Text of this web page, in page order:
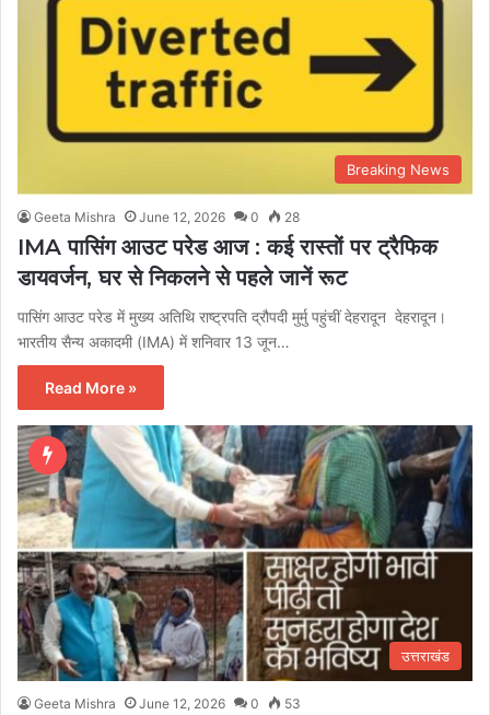
Breaking News
Geeta Mishra June 12, 2026 0 28
IMA पासिंग आउट परेड आज : कई रास्तों पर ट्रैफिक
डायवर्जन, घर से निकलने से पहले जानें रूट
पासिंग आउट परेड में मुख्य अतिथि राष्ट्रपति द्रौपदी मुर्मु पहुंचीं देहरादून देहरादून।
भारतीय सैन्य अकादमी (IMA) में शनिवार 13 जून…
Read More »
उत्तराखंड
Geeta Mishra June 12, 2026 0 53